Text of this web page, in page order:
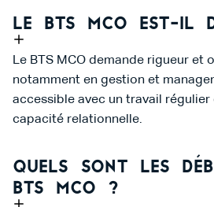
Le BTS MCO est-il
Le BTS MCO demande rigueur et
notamment en gestion et
accessible avec un travail régulier
capacité relationnelle.
Quels sont les
BTS MCO ?